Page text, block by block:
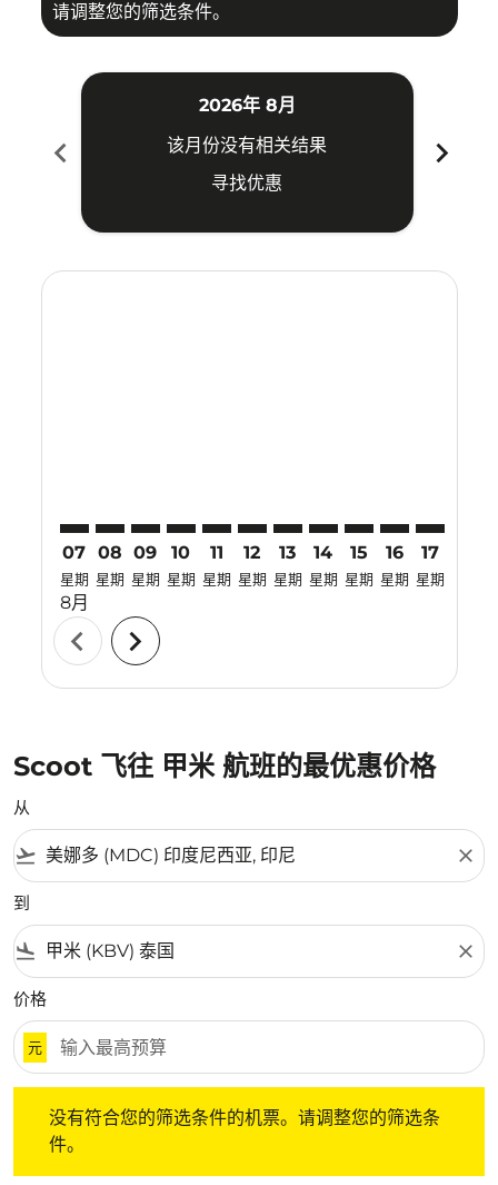
请调整您的筛选条件。
chevron_left
2026年 8月
该月份没有相关结果
寻找优惠
chevron_right
07
星期
8月
08
星期
09
星期
10
星期
11
星期
12
星期
13
星期
14
星期
15
星期
16
星期
17
星期
chevron_left chevron_right
Scoot 飞往 甲米 航班的最优惠价格
从
flight_takeoff close
到
flight_land close
价格
元
没有符合您的筛选条件的机票。请调整您的筛选条
件。